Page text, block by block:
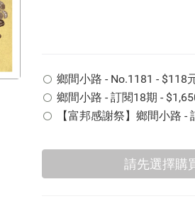
鄉間小路 - No.1181 - $118
鄉間小路 - 訂閱18期 -
【富邦感謝祭】鄉間小路 -